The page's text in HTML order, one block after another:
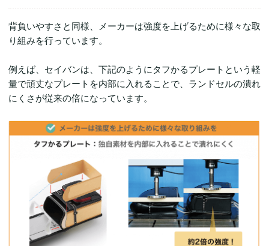
背負いやすさと同様、メーカーは強度を上げるために様々な取
り組みを行っています。
例えば、セイバンは、下記のようにタフかるプレートという軽
量で頑丈なプレートを内部に入れることで、ランドセルの潰れ
にくさが従来の倍になっています。